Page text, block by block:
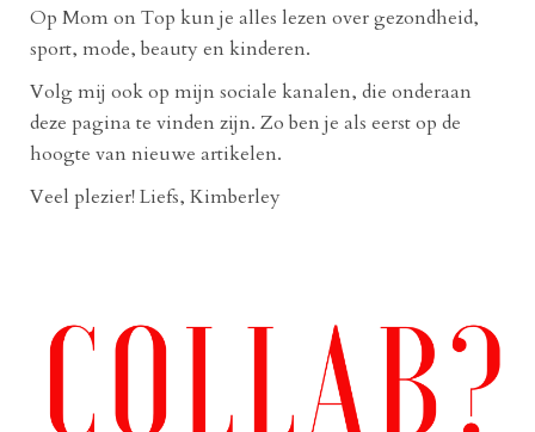
Op Mom on Top kun je alles lezen over gezondheid,
sport, mode, beauty en kinderen.
Volg mij ook op mijn sociale kanalen, die onderaan
deze pagina te vinden zijn. Zo ben je als eerst op de
hoogte van nieuwe artikelen.
Veel plezier! Liefs, Kimberley